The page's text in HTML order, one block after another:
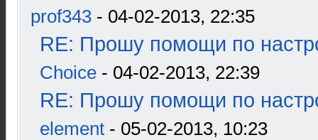
prof343 - 04-02-2013, 22:35
RE: Прошу помощи по
Choice - 04-02-2013, 22:39
RE: Прошу помощи по
element - 05-02-2013, 10:23